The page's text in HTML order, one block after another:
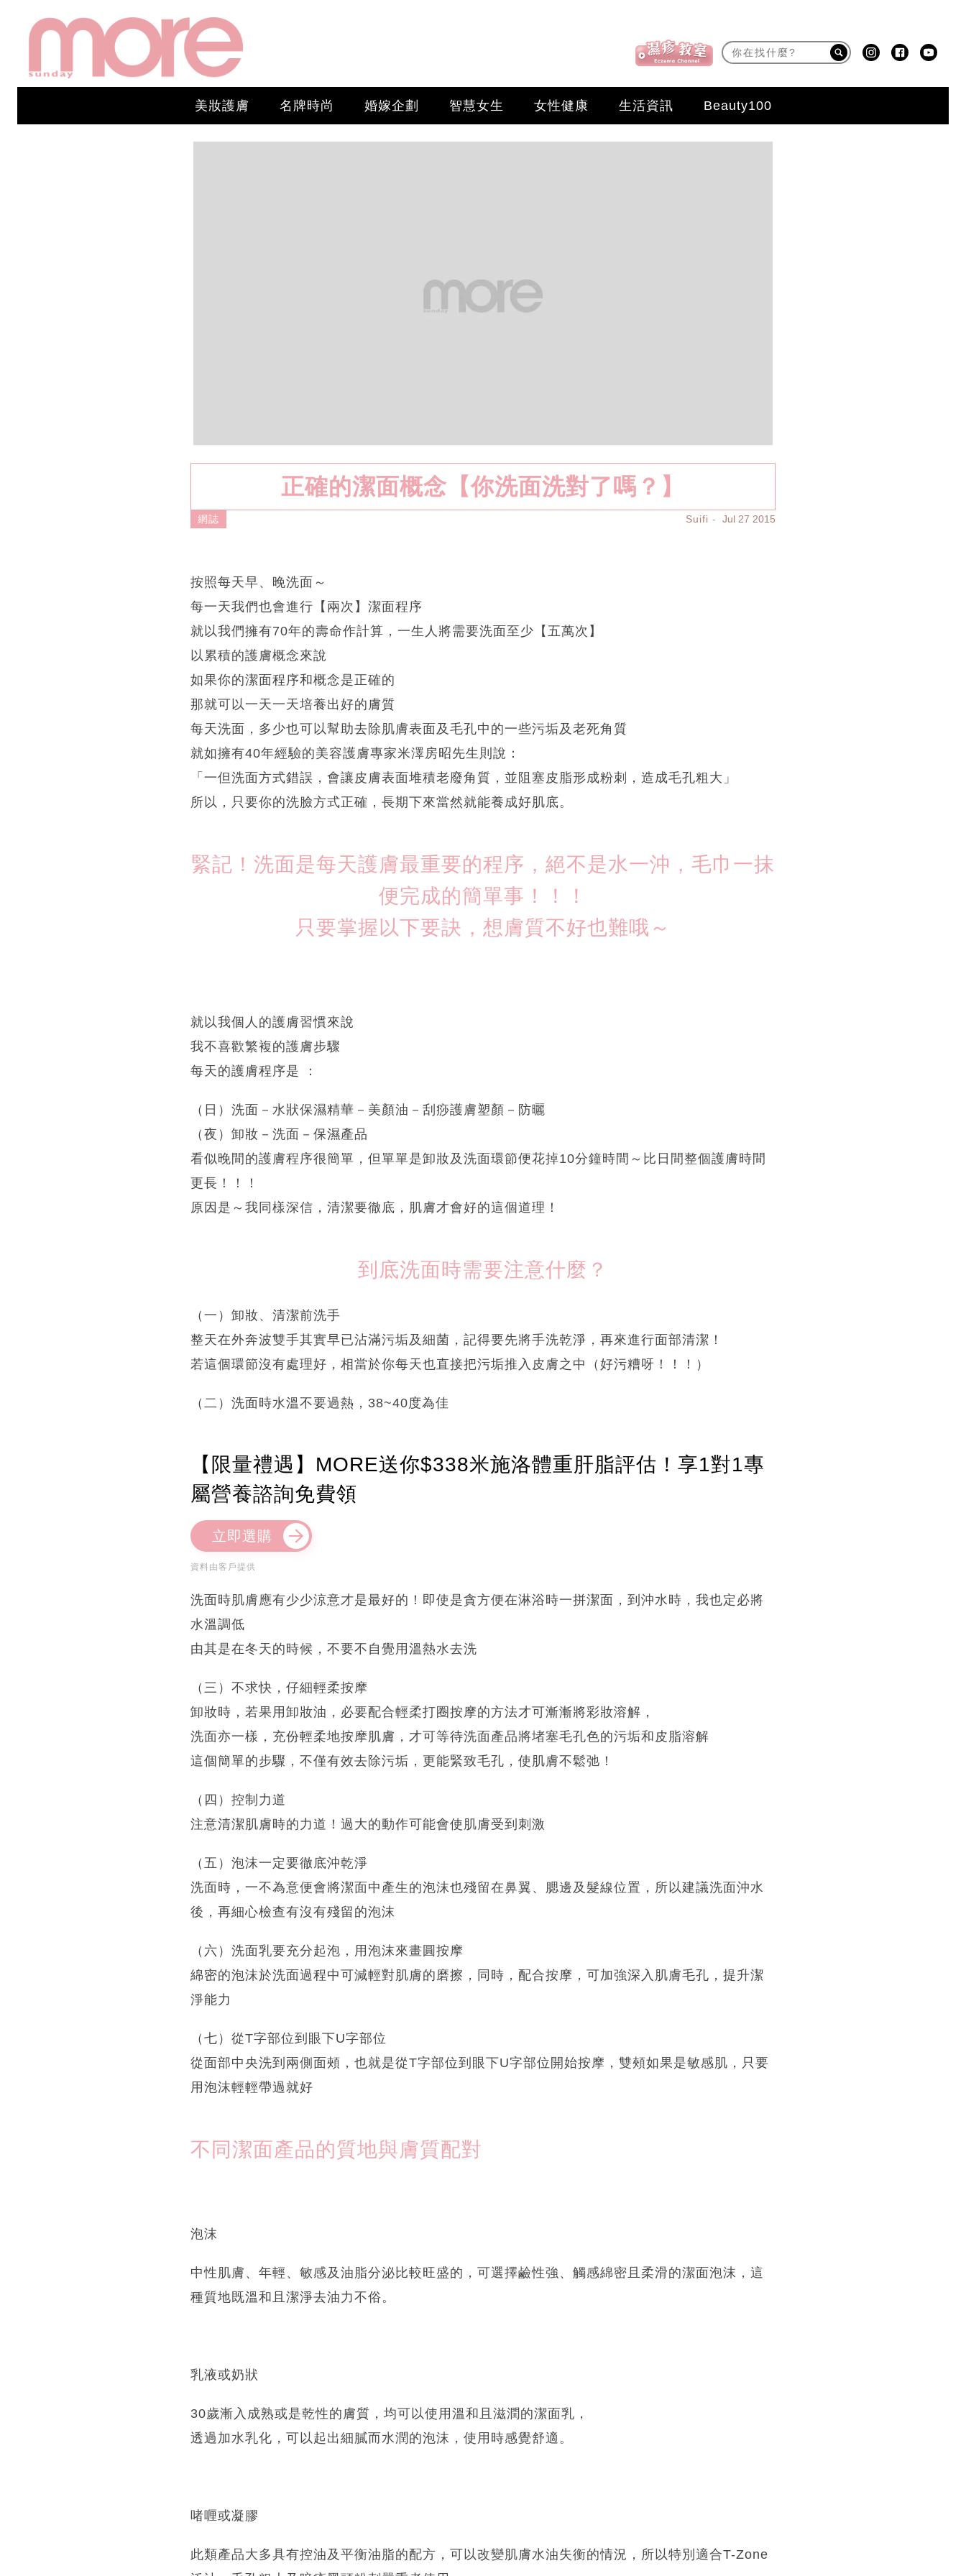
美妝護膚 名牌時尚 婚嫁企劃 智慧女生 女性健康 生活資訊 Beauty100
正確的潔面概念【你洗面洗對了嗎？】
網誌 Suifi Jul 27 2015
按照每天早、晚洗面～
每一天我們也會進行【兩次】潔面程序
就以我們擁有70年的壽命作計算，一生人將需要洗面至少【五萬次】
以累積的護膚概念來說
如果你的潔面程序和概念是正確的
那就可以一天一天培養出好的膚質
每天洗面，多少也可以幫助去除肌膚表面及毛孔中的一些污垢及老死角質
就如擁有40年經驗的美容護膚專家米澤房昭先生則說：
「一但洗面方式錯誤，會讓皮膚表面堆積老廢角質，並阻塞皮脂形成粉刺，造成毛孔粗大」
所以，只要你的洗臉方式正確，長期下來當然就能養成好肌底。
緊記！洗面是每天護膚最重要的程序，絕不是水一沖，毛巾一抹
便完成的簡單事！！！
只要掌握以下要訣，想膚質不好也難哦～
就以我個人的護膚習慣來說
我不喜歡繁複的護膚步驟
每天的護膚程序是 ：
（日）洗面－水狀保濕精華－美顏油－刮痧護膚塑顏－防曬
（夜）卸妝－洗面－保濕產品
看似晚間的護膚程序很簡單，但單單是卸妝及洗面環節便花掉10分鐘時間～比日間整個護膚時間
更長！！！
原因是～我同樣深信，清潔要徹底，肌膚才會好的這個道理！
到底洗面時需要注意什麼？
（一）卸妝、清潔前洗手
整天在外奔波雙手其實早已沾滿污垢及細菌，記得要先將手洗乾淨，再來進行面部清潔！
若這個環節沒有處理好，相當於你每天也直接把污垢推入皮膚之中（好污糟呀！！！）
（二）洗面時水溫不要過熱，38~40度為佳
【限量禮遇】MORE送你$338米施洛體重肝脂評估！享1對1專
屬營養諮詢免費領
立即選購
資料由客戶提供
洗面時肌膚應有少少涼意才是最好的！即使是貪方便在淋浴時一拼潔面，到沖水時，我也定必將
水溫調低
由其是在冬天的時候，不要不自覺用溫熱水去洗
（三）不求快，仔細輕柔按摩
卸妝時，若果用卸妝油，必要配合輕柔打圈按摩的方法才可漸漸將彩妝溶解，
洗面亦一樣，充份輕柔地按摩肌膚，才可等待洗面產品將堵塞毛孔色的污垢和皮脂溶解
這個簡單的步驟，不僅有效去除污垢，更能緊致毛孔，使肌膚不鬆弛！
（四）控制力道
注意清潔肌膚時的力道！過大的動作可能會使肌膚受到刺激
（五）泡沫一定要徹底沖乾淨
洗面時，一不為意便會將潔面中產生的泡沫也殘留在鼻翼、腮邊及髮線位置，所以建議洗面沖水
後，再細心檢查有沒有殘留的泡沫
（六）洗面乳要充分起泡，用泡沫來畫圓按摩
綿密的泡沫於洗面過程中可減輕對肌膚的磨擦，同時，配合按摩，可加強深入肌膚毛孔，提升潔
淨能力
（七）從T字部位到眼下U字部位
從面部中央洗到兩側面頰，也就是從T字部位到眼下U字部位開始按摩，雙頰如果是敏感肌，只要
用泡沫輕輕帶過就好
不同潔面產品的質地與膚質配對
泡沫
中性肌膚、年輕、敏感及油脂分泌比較旺盛的，可選擇鹼性強、觸感綿密且柔滑的潔面泡沫，這
種質地既溫和且潔淨去油力不俗。
乳液或奶狀
30歲漸入成熟或是乾性的膚質，均可以使用溫和且滋潤的潔面乳，
透過加水乳化，可以起出細膩而水潤的泡沫，使用時感覺舒適。
啫喱或凝膠
此類產品大多具有控油及平衡油脂的配方，可以改變肌膚水油失衡的情況，所以特別適合T-Zone